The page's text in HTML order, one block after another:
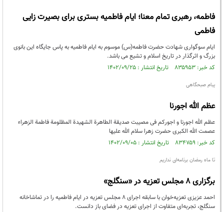
فاطمه، رهبری تمام معنا؛ ایام فاطمیه بستری برای بصیرت زایی
فاطمی
ایام سوگواری شهادت حضرت فاطمه(س) موسوم به ایام فاطمیه به پاس جایگاه این بانوی
بزرگ و اثرگذار در تاریخ اسلام و تشیع می باشد.
کد خبر: ۸۳۵۹۵۳ تاریخ انتشار : ۱۴۰۲/۰۹/۲۵
پبام صبحگاهی
عظم الله اجورنا
عظم الله اجورنا و اجورکم فی مصیبت صدیقة الطاهرة الشهیدة المظلومة فاطمة الزهراء
عصمت الله الکبری حضرت زهرا سلام الله علیها
کد خبر: ۸۳۴۷۵۹ تاریخ انتشار : ۱۴۰۲/۰۹/۰۵
تا ماه رمضان برنامه‌ای نداریم
برگزاری ۸ مجلس تعزیه در «سنگلج»
احمد عزیزی تعزیه‌خوان با سابقه اجرای ۸ مجلس تعزیه در ایام فاطمیه را در تماشاخانه
سنگلج، تجربه‌ای متفاوت از اجرای تعزیه در فضای باز دانست.